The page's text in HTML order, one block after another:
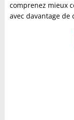
comprenez mieux
avec davantage de